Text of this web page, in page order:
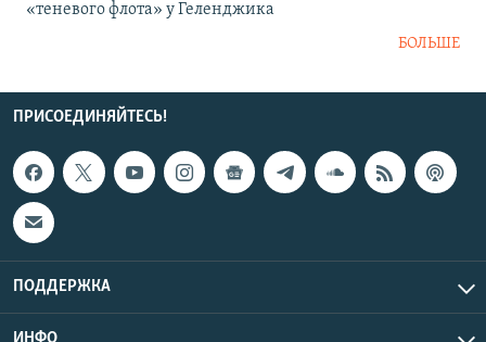
«теневого флота» у Геленджика
БОЛЬШЕ
ПРИСОЕДИНЯЙТЕСЬ!
ПОДДЕРЖКА